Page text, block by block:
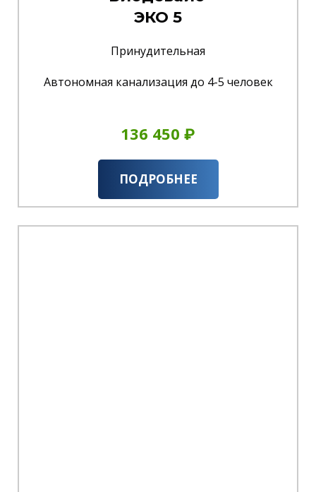
ЭКО 5
Принудительная
Автономная канализация до 4-5 человек
136 450 ₽
ПОДРОБНЕЕ